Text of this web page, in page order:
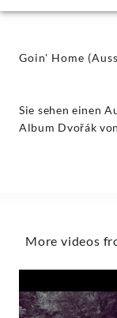
Alisa
Decca
Goin' Home
Sie sehen einen
Album Dvořák
More videos